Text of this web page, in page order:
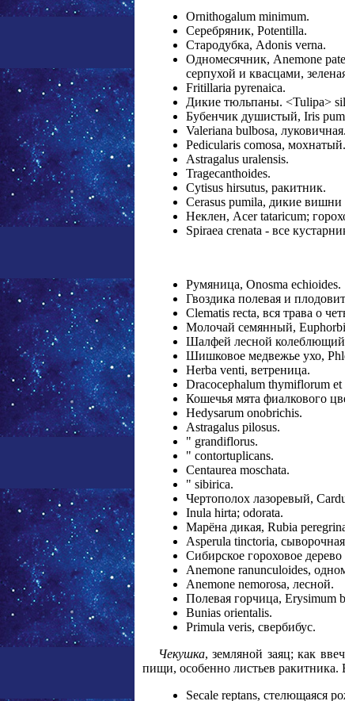
Ornithogalum minimum.
Серебряник, Potentilla.
Стародубка, Adonis verna.
Одномесячник, Anemone
серпухой и квасцами,
Fritillaria pyrenaica.
Дикие тюльпаны. <Tulipa>
Бубенчик душистый, Iris
Valeriana bulbosa, луковичная.
Pedicularis comosa, мохнатый.
Astragalus uralensis.
Tragecanthoides.
Cytisus hirsutus, ракитник.
Cerasus pumila, дикие вишни
Неклен, Acer tataricum;
Spiraea crenata - все
Румяница, Onosma echioides.
Гвоздика полевая и
Clematis recta, вся трава о
Молочай семянный,
Шалфей лесной
Шишковое медвежье ухо,
Herba venti, ветреница.
Dracocephalum thymiflorum et
Кошечья мята фиалкового
Hedysarum onobrichis.
Astragalus pilosus.
" grandiflorus.
" contortuplicans.
Centaurea moschata.
" sibirica.
Чертополох лазоревый,
Inula hirta; odorata.
Марёна дикая, Rubia
Asperula tinctoria,
Сибирское гороховое
Anemone ranunculoides,
Anemone nemorosa, лесной.
Полевая горчица, Erysimum
Bunias orientalis.
Primula veris, свербибус.
Чекушка, земляной заяц; как
пищи, особенно листьев ракитника.
Secale reptans, стелющаяся